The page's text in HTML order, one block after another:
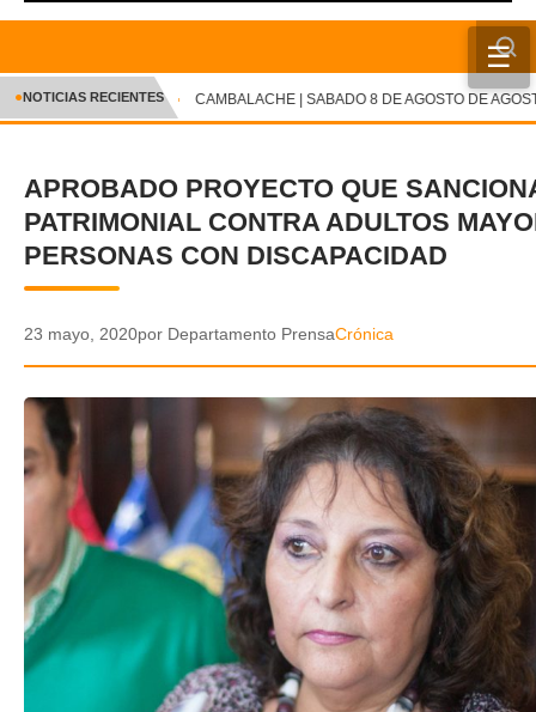
☰
INICIO
CRÓNICA
DEPORTES
ENTRETENIMIENTO Y CULTURA
VIDEOS
GALERIA DE FOTOS
APP MÓVIL
TRANSPARENCIA
✕
●NOTICIAS RECIENTES CAMBALACHE | SABADO 8 DE AGOSTO DE
APROBADO PROYECTO QUE
PATRIMONIAL CONTRA ADULTOS
PERSONAS CON DISCAPACIDAD
23 mayo, 2020por Departamento PrensaCrónica